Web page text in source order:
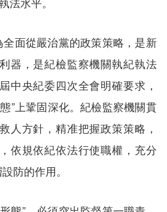
全面從嚴治黨的政策策略，是新
器，是紀檢監察機關執紀執法
中央紀委四次全會明確要求，
”上鞏固深化。紀檢監察機關貫
人方針，精准把握政策策略，
依規依紀依法行使職權，充分
防的作用。